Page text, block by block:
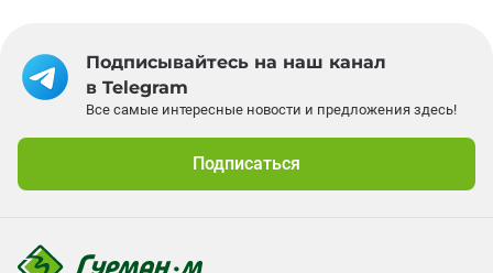
Подписывайтесь на наш канал
в Telegram
Все самые интересные новости и предложения здесь!
Подписаться